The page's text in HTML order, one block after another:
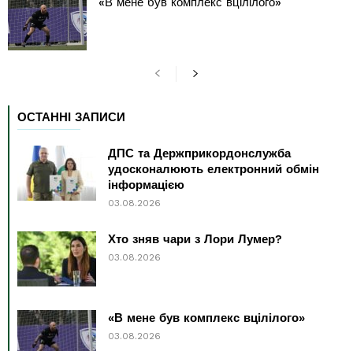
ОСТАННІ ЗАПИСИ
ДПС та Держприкордонслужба
удосконалюють електронний обмін
інформацією
03.08.2026
Хто зняв чари з Лори Лумер?
03.08.2026
«В мене був комплекс вцілілого»
03.08.2026